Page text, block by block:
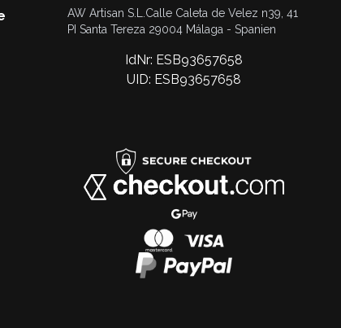
AW Artisan S.L.Calle Caleta de Velez n39, 41
PI Santa Tereza 29004 Málaga - Spanien
IdNr: ESB93657658
UID: ESB93657658